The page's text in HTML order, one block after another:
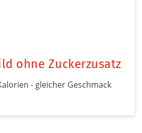
ohne Zuckerzusatz
- gleicher Geschmack